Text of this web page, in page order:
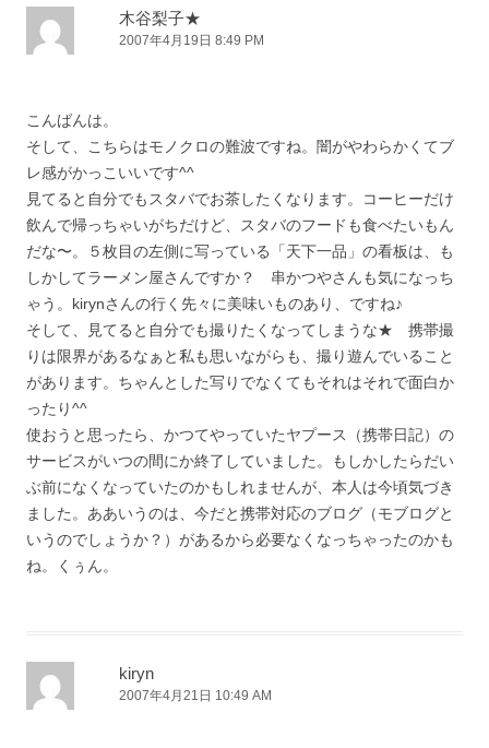
シ
木谷梨子★
2007年4月19日 8:49 PM
こんばんは。
そして、こちらはモノクロの難波ですね。闇がやわらかくてブ
レ感がかっこいいです^^
見てると自分でもスタバでお茶したくなります。コーヒーだけ
飲んで帰っちゃいがちだけど、スタバのフードも食べたいもん
だな〜。５枚目の左側に写っている「天下一品」の看板は、も
しかしてラーメン屋さんですか？ 串かつやさんも気になっち
ゃう。kirynさんの行く先々に美味いものあり、ですね♪
そして、見てると自分でも撮りたくなってしまうな★ 携帯撮
りは限界があるなぁと私も思いながらも、撮り遊んでいること
があります。ちゃんとした写りでなくてもそれはそれで面白か
ったり^^
使おうと思ったら、かつてやっていたヤプース（携帯日記）の
サービスがいつの間にか終了していました。もしかしたらだい
ぶ前になくなっていたのかもしれませんが、本人は今頃気づき
ました。ああいうのは、今だと携帯対応のブログ（モブログと
いうのでしょうか？）があるから必要なくなっちゃったのかも
ね。くぅん。
kiryn
2007年4月21日 10:49 AM